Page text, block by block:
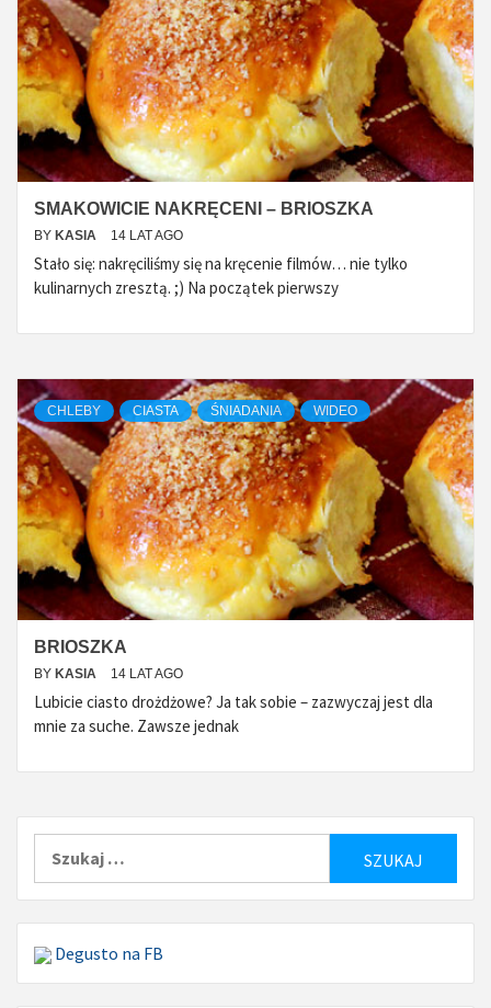
SMAKOWICIE NAKRĘCENI – BRIOSZKA
BY KASIA 14 LAT AGO
Stało się: nakręciliśmy się na kręcenie filmów… nie tylko
kulinarnych zresztą. ;) Na początek pierwszy
CHLEBY CIASTA ŚNIADANIA WIDEO
BRIOSZKA
BY KASIA 14 LAT AGO
Lubicie ciasto drożdżowe? Ja tak sobie – zazwyczaj jest dla
mnie za suche. Zawsze jednak
Degusto na FB